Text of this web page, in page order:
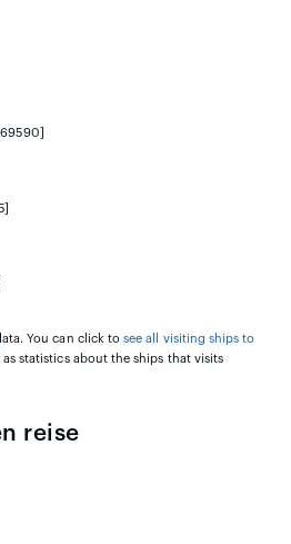
You can click tosee all visiting ships to
as statistics about the ships that visits
reise